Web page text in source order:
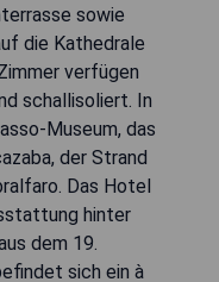
sowie
die Kathedrale
verfügen
schallisoliert. In
Museum, das
der Strand
Das Hotel
hinter
dem 19.
sich ein à